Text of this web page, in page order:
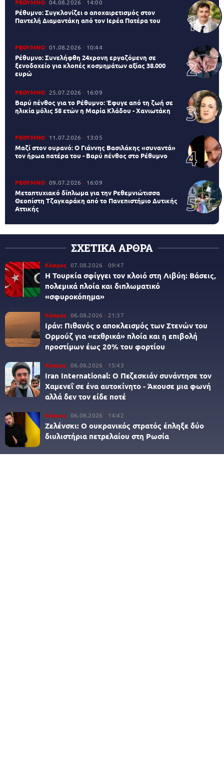
ΡΕΘΥΜΝΟ 04.08.2026 14:00
Ρέθυμνο: Συγκλονίζει ο αποχαιρετισμός στον
Παντελή Διαμαντάκη από τον Ιερέα Πατέρα του
ΡΕΘΥΜΝΟ 01.08.2026 10:44
Ρέθυμνο: Συνελήφθη 24χρονη εργαζόμενη σε
ξενοδοχείο για κλοπές κοσμημάτων αξίας 38.000
ευρώ
ΡΕΘΥΜΝΟ 25.07.2026 16:09
Βαρύ πένθος για το Ρέθυμνο: Έφυγε από τη ζωή σε
ηλικία μόλις 58 ετών η Μαρία Κλάδου - Χανιωτάκη
ΡΕΘΥΜΝΟ 11.07.2026 13:05
Μαζί στον ουρανό: Ο Γιάννης Βασιλάκης «συναντά»
τον ήρωα πατέρα του - Βαρύ πένθος στο Ρέθυμνο
ΡΕΘΥΜΝΟ 09.07.2026 16:09
Μεταπτυχιακό δίπλωμα για την Ρεθεμνιώτισσα
Θεοπίστη Τζαγκαράκη από το Πανεπιστήμιο Δυτικής
Αττικής
ΣΧΕΤΙΚΑ ΑΡΘΡΑ
Κόσμος 07.08.2026 09:47
Η Τουρκία σφίγγει τον κλοιό στη Λιβύη: Βάσεις,
πολεμικά πλοία και διπλωματικό
«σφυροκόπημα»
Κόσμος 06.08.2026 21:37
Ιράν: Πιθανός ο αποκλεισμός των Στενών του
Ορμούζ για «εχθρικά» πλοία και η επιβολή
προστίμων έως 20% του φορτίου
Κόσμος 06.08.2026 15:43
Iran International: Ο Πεζεσκιάν συνάντησε τον
Χαμενεΐ σε ένα αυτοκίνητο - Άκουσε μια φωνή
αλλά δεν τον είδε ποτέ
Κόσμος 06.08.2026 14:42
Ζελένσκι: O ουκρανικός στρατός έπληξε δύο
διυλιστήρια πετρελαίου στη Ρωσία